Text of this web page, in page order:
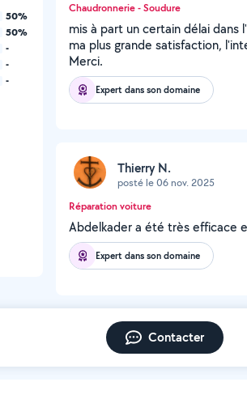
50%
50%
-
-
-
Chaudronnerie - Soudure
mis à part un certain délai
ma plus grande satisfaction,
Merci.
Expert dans son domaine
Thierry N.
posté le 06 nov. 2025
Réparation voiture
Abdelkader a été très efficace
Expert dans son domaine
Contacter